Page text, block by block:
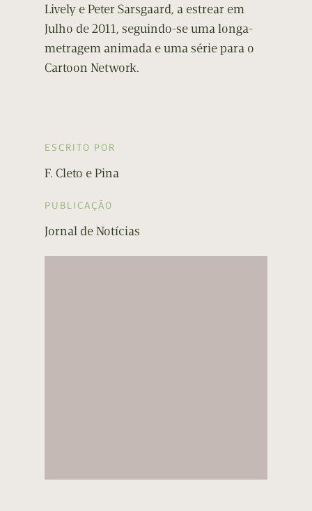
Lively e Peter Sarsgaard, a estrear em
Julho de 2011, seguindo-se uma longa-
metragem animada e uma série para o
Cartoon Network.
ESCRITO POR
F. Cleto e Pina
PUBLICAÇÃO
Jornal de Notícias